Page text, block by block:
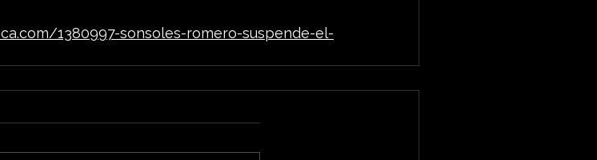
1380997-sonsoles-romero-suspende-el-